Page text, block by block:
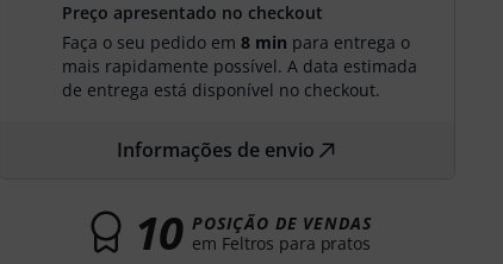
Preço apresentado no checkout
Faça o seu pedido em8 min para entrega o
mais rapidamente possível. A data estimada
de entrega está disponível no checkout.
Informações de envio
10 POSIÇÃO DE VENDAS
em Feltros para pratos